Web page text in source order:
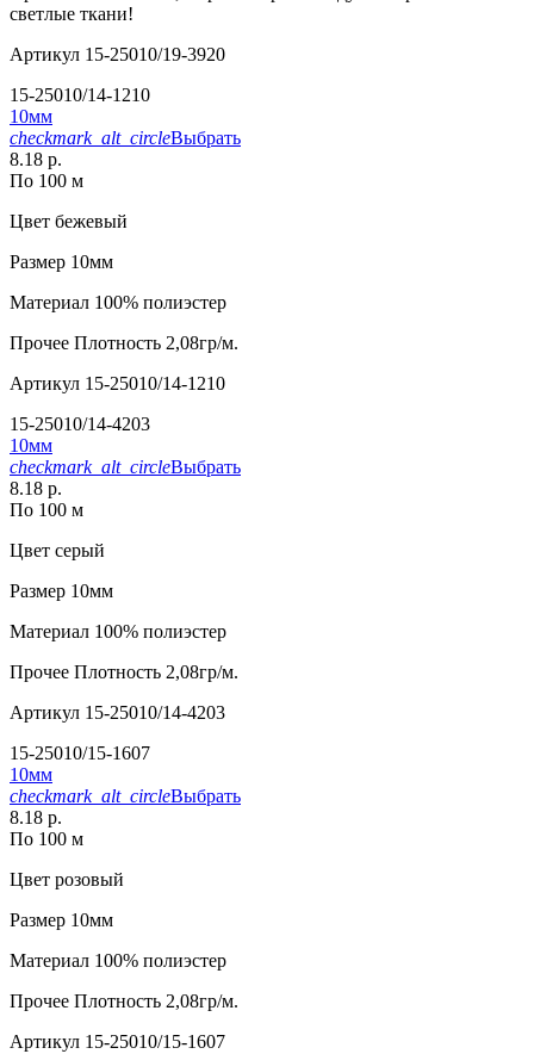
светлые ткани!
Артикул 15-25010/19-3920
15-25010/14-1210
10мм
checkmark_alt_circleВыбрать
8.18 р.
По 100 м
Цвет бежевый
Размер 10мм
Материал 100% полиэстер
Прочее Плотность 2,08гр/м.
Артикул 15-25010/14-1210
15-25010/14-4203
10мм
checkmark_alt_circleВыбрать
8.18 р.
По 100 м
Цвет серый
Размер 10мм
Материал 100% полиэстер
Прочее Плотность 2,08гр/м.
Артикул 15-25010/14-4203
15-25010/15-1607
10мм
checkmark_alt_circleВыбрать
8.18 р.
По 100 м
Цвет розовый
Размер 10мм
Материал 100% полиэстер
Прочее Плотность 2,08гр/м.
Артикул 15-25010/15-1607